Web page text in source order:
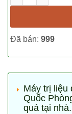
Đã bán: 999
Máy trị liệu
Quốc
quả tại nhà.